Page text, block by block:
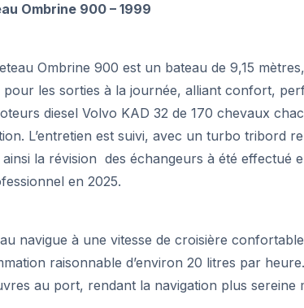
Ombrine 900 – 1999
Ombrine 900 est un bateau de 9,15
pour les sorties à la journée, alliant confort,
diesel Volvo KAD 32 de 170 chevaux
L’entretien est suivi, avec un turbo tribord
ainsi la révision des échangeurs à été effectué
en 2025.
navigue à une vitesse de croisière
raisonnable d’environ 20 litres par
au port, rendant la navigation plus sereine